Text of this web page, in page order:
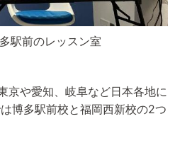
駅前のレッスン室
京や愛知、岐阜など日本各地に
博多駅前校と福岡西新校の2つ